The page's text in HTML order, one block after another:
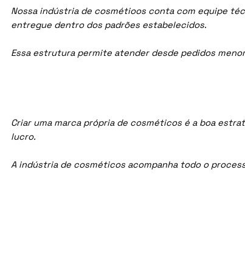
Nossa indústria de cosmétioos conta com equipe
entregue dentro dos padrões estabelecidos.
Essa estrutura permite atender desde pedidos
Criar uma marca própria de cosméticos é a boa
lucro.
A indústria de cosméticos acompanha todo o